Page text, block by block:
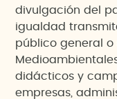
divulgación del
igualdad
público general o
didácticos y
empresas,